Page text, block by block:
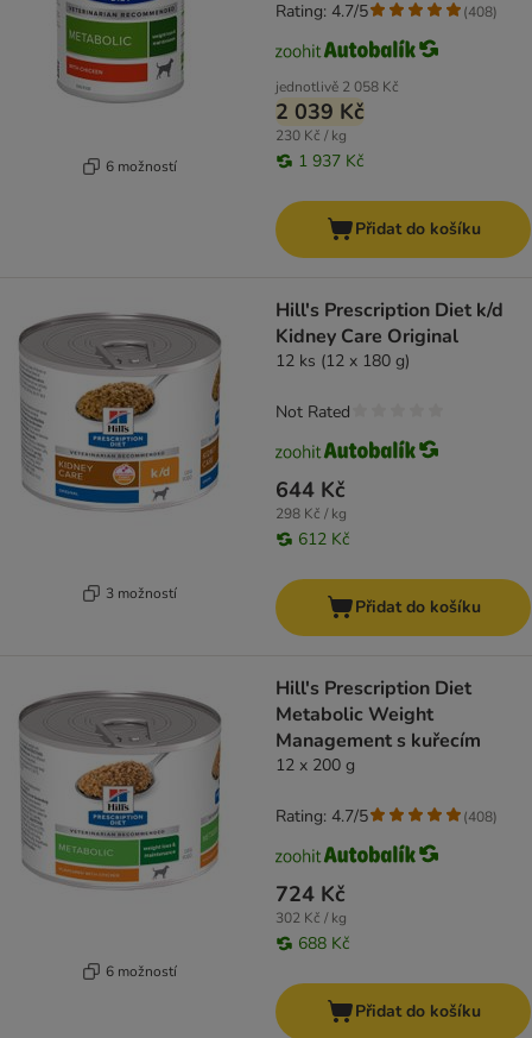
6 možností
jednotlivě 2 058 Kč
2 039 Kč
230 Kč / kg
1 937 Kč
Rating: 4.7/5 (408)
Přidat do košíku
3 možností
Hill's Prescription Diet k/d
Kidney Care Original
12 ks (12 x 180 g)
644 Kč
298 Kč / kg
612 Kč
Not Rated
Přidat do košíku
6 možností
Hill's Prescription Diet
Metabolic Weight
Management s kuřecím
12 x 200 g
724 Kč
302 Kč / kg
688 Kč
Rating: 4.7/5 (408)
Přidat do košíku